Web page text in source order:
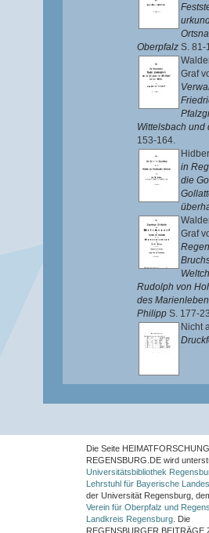
Oberpfalz S. 81-
Graf
Wittelsbach und
153-164.
in
die
Graf
Rudolph von
des
Philipp S. 177-
Nicht
Die Seite
REGENSBURG.DE wird
Universitätsbibliothek
Lehrstuhl für Bayerische
der Universität Regensburg,
Verein für Oberpfalz und
Landkreis Regensburg . Die
REGENSBURGER BEITRÄGE